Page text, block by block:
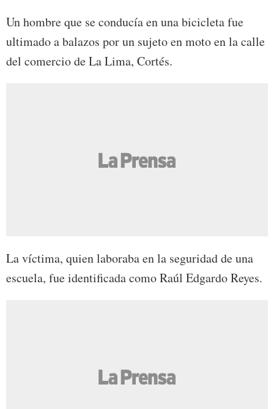
Un hombre que se conducía en una bicicleta fue
ultimado a balazos por un sujeto en moto en la calle
del comercio de La Lima, Cortés.
La víctima, quien laboraba en la seguridad de una
escuela, fue identificada como Raúl Edgardo Reyes.